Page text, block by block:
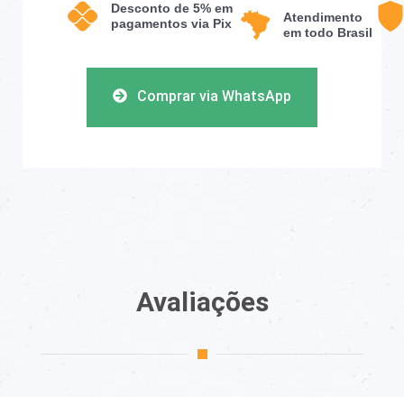
Comprar via WhatsApp
Desconto de 5% em
pagamentos via Pix
Atendimento
em todo Brasil
Avaliações